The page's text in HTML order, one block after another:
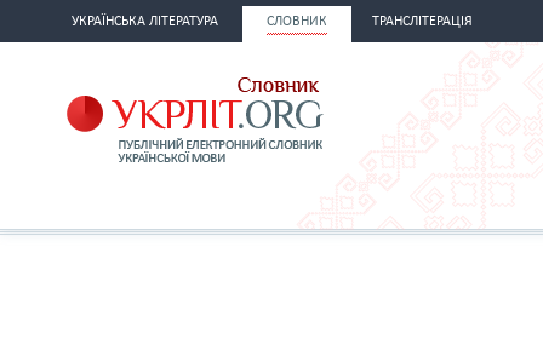
УКРАЇНСЬКА ЛІТЕРАТУРА СЛОВНИК ТРАНСЛІТЕРАЦІЯ